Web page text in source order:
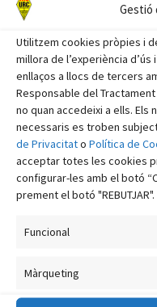
Gestió
Utilitzem cookies pròpies i
millora de l’experiència
enllaços a llocs de tercers
Responsable del
no quan accedeixi a ells.
necessaris es troben
de Privacitato Política de
acceptar totes les cookies
configurar-les amb el botó
prement el botó "REBUTJAR".
Funcional
Màrqueting
octubre 2023
setembre 2023
agost 2023
juliol 2023
juny 2023
maig 2023
abril 2023
març 2023
febrer 2023